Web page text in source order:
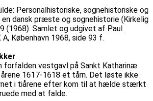
Personalhistoriske, sognehistoriske og
dansk præste og sognehistorie (Kirkelig
(1968). Samlet og udgivet af Paul
A, København 1968, side 93 f.
forfalden vestgavl på Sankt Katharinæ
1617-1618 et tårn. Det løste ikke
i tiårene efter kom til at hælde stærkt
med at falde.